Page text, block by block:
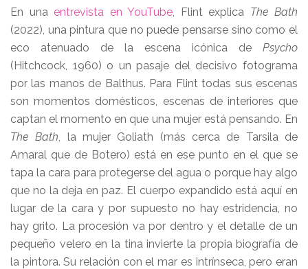
En una entrevista en YouTube, Flint explica The Bath
(2022), una pintura que no puede pensarse sino como el
eco atenuado de la escena icónica de Psycho
(Hitchcock, 1960) o un pasaje del decisivo fotograma
por las manos de Balthus. Para Flint todas sus escenas
son momentos domésticos, escenas de interiores que
captan el momento en que una mujer está pensando. En
The Bath, la mujer Goliath (más cerca de Tarsila de
Amaral que de Botero) está en ese punto en el que se
tapa la cara para protegerse del agua o porque hay algo
que no la deja en paz. El cuerpo expandido está aquí en
lugar de la cara y por supuesto no hay estridencia, no
hay grito. La procesión va por dentro y el detalle de un
pequeño velero en la tina invierte la propia biografía de
la pintora. Su relación con el mar es intrínseca, pero eran